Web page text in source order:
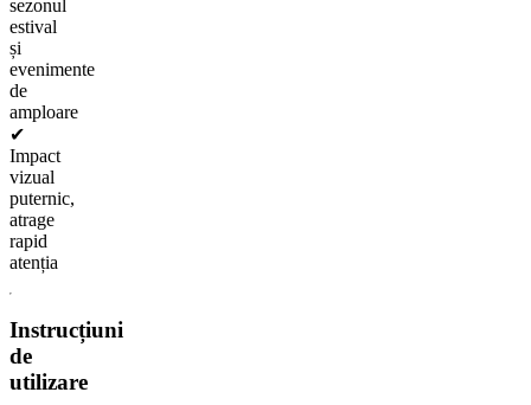
sezonul
estival
și
evenimente
de
amploare
✔
Impact
vizual
puternic,
atrage
rapid
atenția
Instrucțiuni
de
utilizare